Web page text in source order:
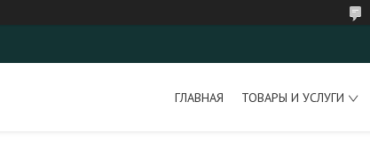
ГЛАВНАЯ ТОВАРЫ И УСЛУГИ